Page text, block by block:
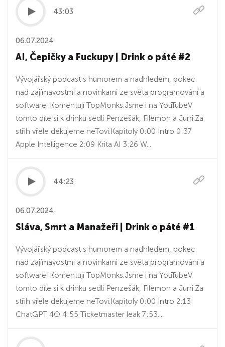
43:03
06.07.2024
AI, Čepičky a Fuckupy | Drink o páté #2
Vývojářský podcast s humorem a nadhledem, pokec
nad zajímavostmi a novinkami ze světa programování a
software. Komentují TopMonks.⁠Jsme i na YouTubeV
tomto díle si k drinku sedli Penzešák, Filemon a Jurri.Za
střih vřele děkujeme neTovi.Kapitoly 0:00 Intro 0:37
Apple Intelligence 2:09 Krita AI 3:26 W...
44:23
06.07.2024
Sláva, Smrt a Manažeři | Drink o páté #1
Vývojářský podcast s humorem a nadhledem, pokec
nad zajímavostmi a novinkami ze světa programování a
software. Komentují TopMonks.⁠Jsme i na YouTubeV
tomto díle si k drinku sedli Penzešák, Filemon a Jurri.Za
střih vřele děkujeme neTovi.Kapitoly 0:00 Intro 2:13
ChatGPT 4O 4:55 Ticketmaster leak 7:53...